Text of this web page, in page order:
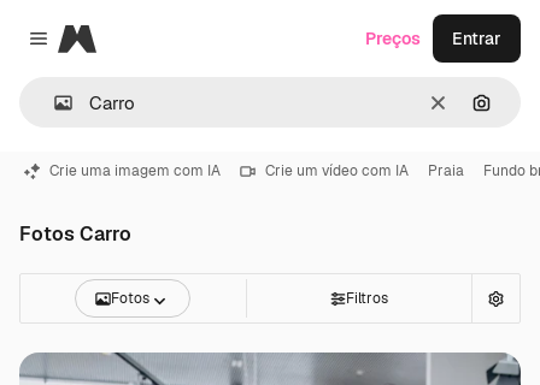
Close menu
Magnific
Limpar
Preços Entrar
Crie uma imagem com IA Crie um vídeo com IA Praia Fundo
Fotos Carro
Fotos Filtros